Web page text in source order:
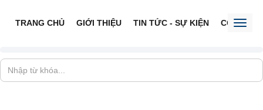
TRANG CHỦ GIỚI THIỆU TIN TỨC - SỰ KIỆN CỔNG